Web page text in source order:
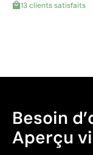
13 clients satisfaits
Besoin
Aperçu